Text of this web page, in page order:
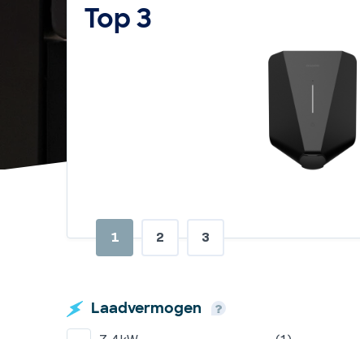
Top 3
1 2 3
Laadvermogen